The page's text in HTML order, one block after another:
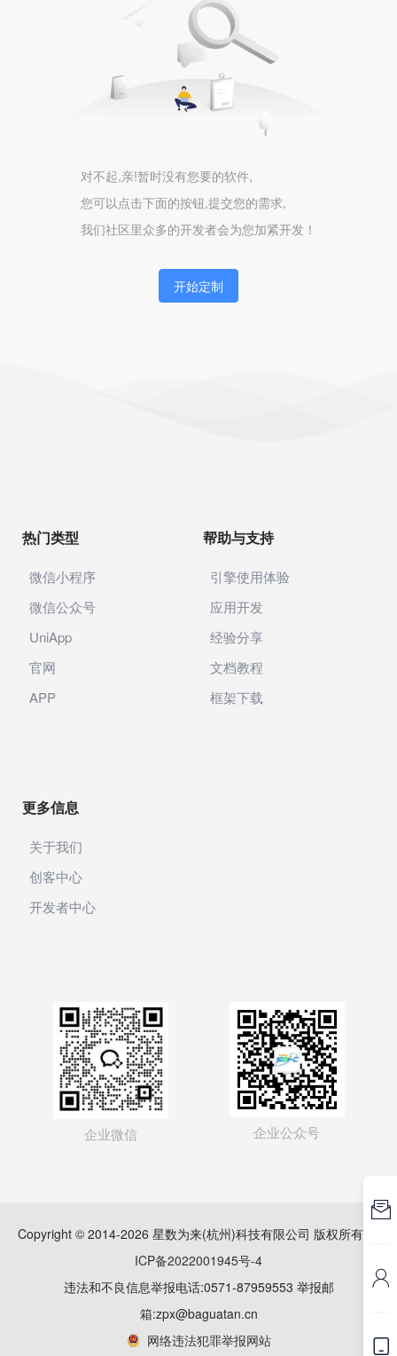
对不起,亲!暂时没有您要的软件,
您可以点击下面的按钮,提交您的需求,
我们社区里众多的开发者会为您加紧开发！
开始定制
热门类型
微信小程序
微信公众号
UniApp
官网
APP
帮助与支持
引擎使用体验
应用开发
经验分享
文档教程
框架下载
更多信息
关于我们
创客中心
开发者中心
企业微信 企业公众号
Copyright © 2014-2026 星数为来(杭州)科技有限公司 版权所有
ICP备2022001945号-4
违法和不良信息举报电话:0571-87959553 举报邮
箱:zpx@baguatan.cn
网络违法犯罪举报网站


